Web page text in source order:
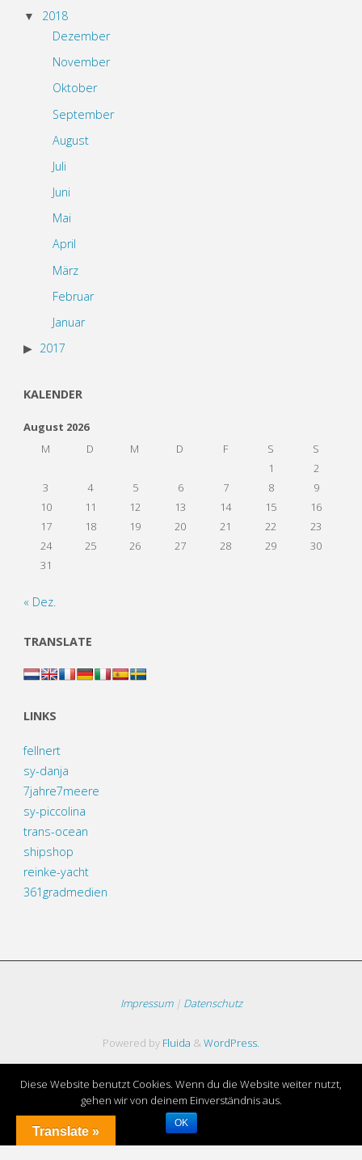
2018
Dezember
November
Oktober
September
August
Juli
Juni
Mai
April
März
Februar
Januar
2017
KALENDER
August 2026
M
D M D F S
S
1
2
3
4 5 6 7 8
9
10
11 12 13 14 15
16
17
18 19 20 21 22
23
24
25 26 27 28 29
30
31
« Dez.
TRANSLATE
LINKS
fellnert
sy-danja
7jahre7meere
sy-piccolina
trans-ocean
shipshop
reinke-yacht
361gradmedien
Impressum| Datenschutz
Powered by Fluida & WordPress.
Translate »
Diese Website benutzt Cookies. Wenn du die Website weiter nutzt,
gehen wir von deinem Einverständnis aus.
OK